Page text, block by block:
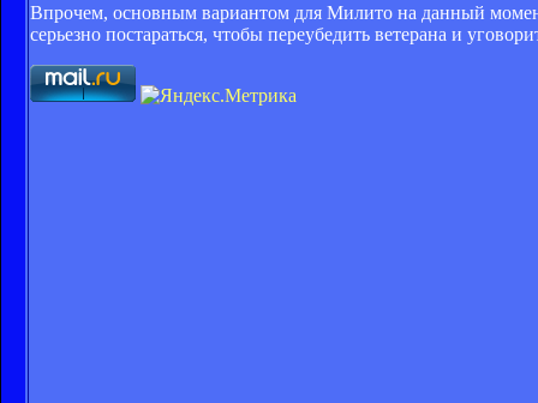
Впрочем, основным вариантом для Милито на данный
серьезно постараться, чтобы переубедить ветерана и